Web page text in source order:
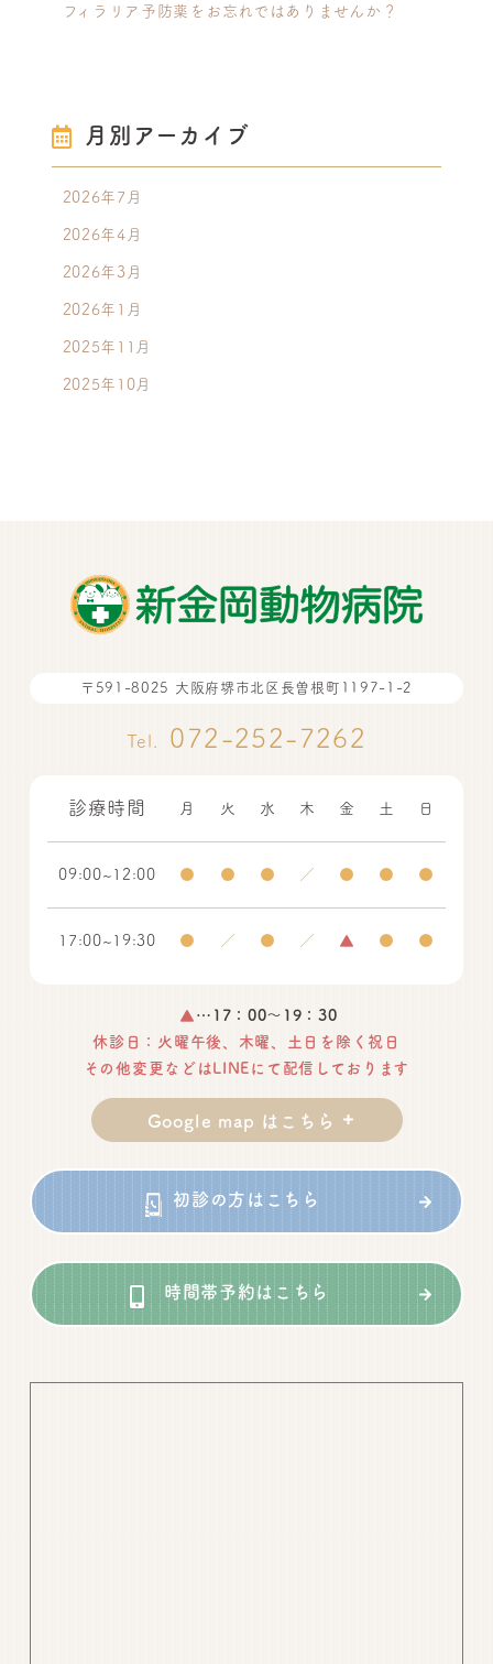
フィラリア予防薬をお忘れではありませんか？
月別アーカイブ
2026年7月
2026年4月
2026年3月
2026年1月
2025年11月
2025年10月
〒591-8025 大阪府堺市北区長曽根町1197-1-2
Tel. 072-252-7262
診療時間 月 火 水 木 金 土 日
09:00~12:00 ● ● ● ／ ● ● ●
17:00~19:30 ● ／ ● ／ ▲ ● ●
▲ …17：00～19：30
休診日：火曜午後、木曜、土日を除く祝日
その他変更などはLINEにて配信しております
Google map はこちら
初診の方はこちら
時間帯予約はこちら